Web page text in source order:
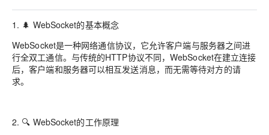
1. 🌲 WebSocket的基本概念
WebSocket是一种网络通信协议，它允许客户端与服务器之间进
行全双工通信。与传统的HTTP协议不同，WebSocket在建立连接
后，客户端和服务器可以相互发送消息，而无需等待对方的请
求。
2. 🔍 WebSocket的工作原理